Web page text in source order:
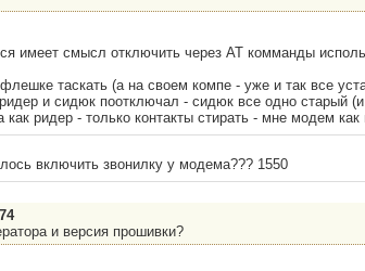
имеет смысл отключить через АТ комманды
таскать (а на своем компе - уже и так все
и сидюк поотключал - сидюк все одно старый
как ридер - только контакты стирать - мне модем
включить звонилку у модема??? 1550
и версия прошивки?